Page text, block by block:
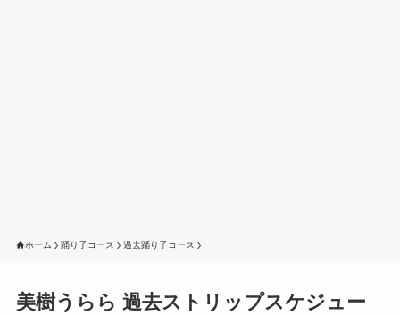
ホーム 踊り子コース 過去踊り子コース
美樹うらら 過去ストリップスケジュー